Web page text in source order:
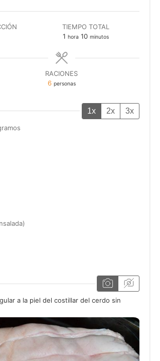
TIEMPO TOTAL
1hora
hora 10minutos
minutos
RACIONES
6 personas
1x 2x 3x
a la piel del costillar del cerdo sin